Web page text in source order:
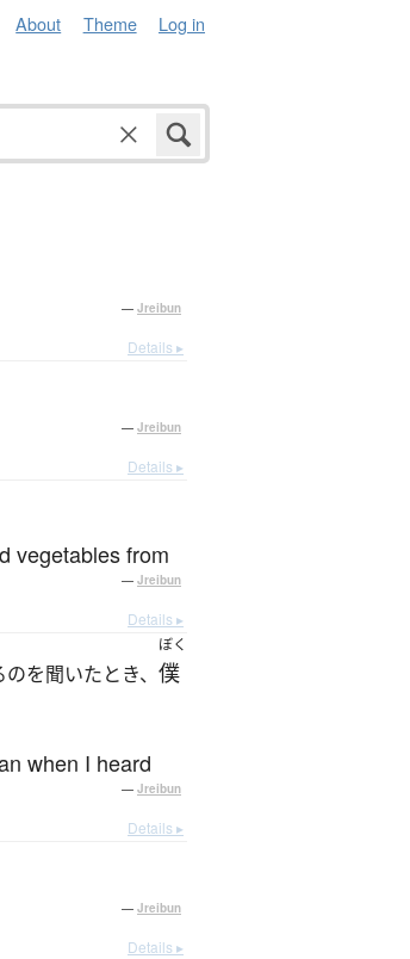
About Theme Log in
— Jreibun
Details ▸
— Jreibun
Details ▸
vegetables from
— Jreibun
Details ▸
を聞いたとき、
ぼく
僕
when I heard
— Jreibun
Details ▸
— Jreibun
Details ▸